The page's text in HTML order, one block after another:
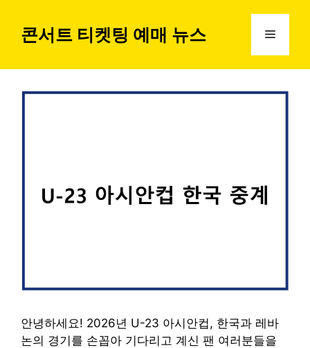
콘서트 티켓팅 예매 뉴스 메
안녕하세요! 2026년 U-23 아시안컵, 한국과 레바
논의 경기를 손꼽아 기다리고 계신 팬 여러분들을